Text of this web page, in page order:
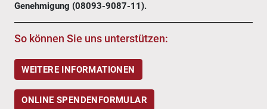
Genehmigung (08093-9087-11).
So können Sie uns unterstützen:
WEITERE INFORMATIONEN
ONLINE SPENDENFORMULAR